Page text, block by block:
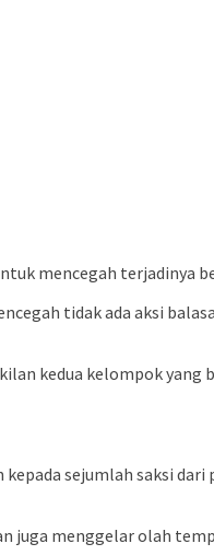
mencegah terjadinya
tidak ada aksi
kedua kelompok
sejumlah saksi
juga menggelar olah